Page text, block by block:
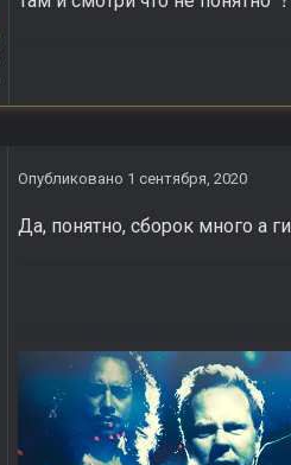
Опубликовано 1 сентября, 2020
Да, понятно, сборок много а